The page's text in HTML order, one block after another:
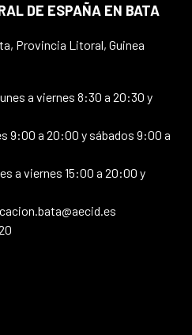
DE ESPAÑA EN BATA
Provincia Litoral, Guinea
a viernes 8:30 a 20:30 y
9:00 a 20:00 y sábados 9:00 a
a viernes 15:00 a 20:00 y